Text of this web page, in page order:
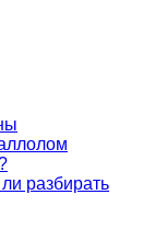
разбирать